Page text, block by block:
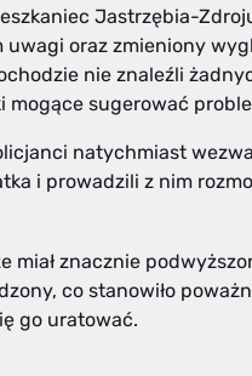
Jastrzębia-
uwagi oraz zmieniony
nie znaleźli
mogące sugerować
natychmiast
i prowadzili z nim
miał znacznie
co stanowiło
go uratować.